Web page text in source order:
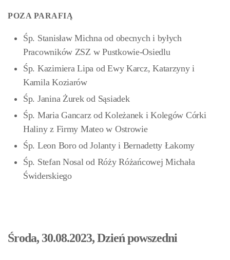
POZA PARAFIĄ
Śp. Stanisław Michna od obecnych i byłych
Pracowników ZSZ w Pustkowie-Osiedlu
Śp. Kazimiera Lipa od Ewy Karcz, Katarzyny i
Kamila Koziarów
Śp. Janina Żurek od Sąsiadek
Śp. Maria Gancarz od Koleżanek i Kolegów Córki
Haliny z Firmy Mateo w Ostrowie
Śp. Leon Boro od Jolanty i Bernadetty Łakomy
Śp. Stefan Nosal od Róży Różańcowej Michała
Świderskiego
Środa, 30.08.2023, Dzień powszedni